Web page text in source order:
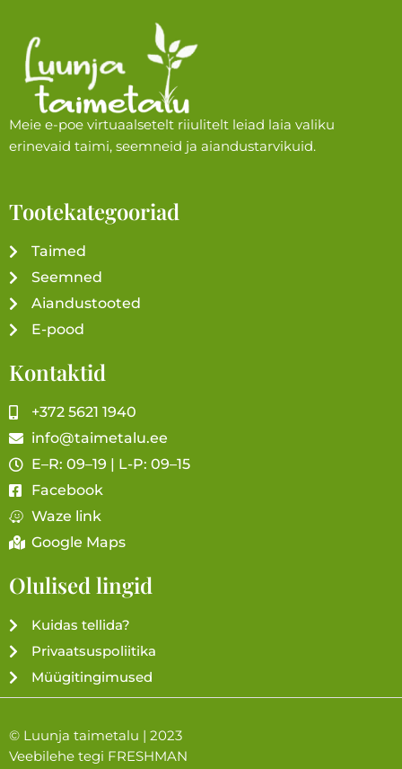
Meie e-poe virtuaalsetelt riiulitelt leiad laia valiku
erinevaid taimi, seemneid ja aiandustarvikuid.
Tootekategooriad
Taimed
Seemned
Aiandustooted
E-pood
Kontaktid
+372 5621 1940
info@taimetalu.ee
E–R: 09–19 | L-P: 09–15
Facebook
Waze link
Google Maps
Olulised lingid
Kuidas tellida?
Privaatsuspoliitika
Müügitingimused
© Luunja taimetalu | 2023
Veebilehe tegi FRESHMAN